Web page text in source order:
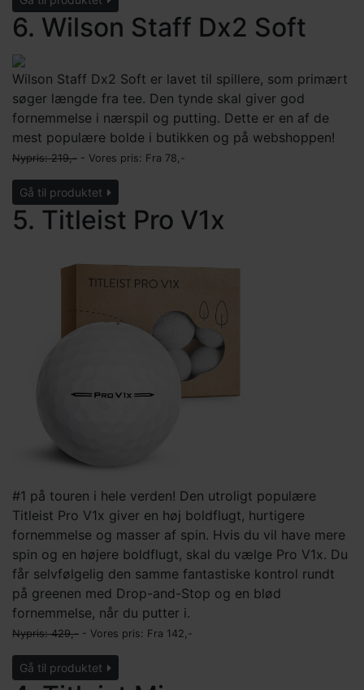
6. Wilson Staff Dx2 Soft
Wilson Staff Dx2 Soft er lavet til spillere, som primært
søger længde fra tee. Den tynde skal giver god
fornemmelse i nærspil og putting. Dette er en af de
mest populære bolde i butikken og på webshoppen!
Nypris: 219,- - Vores pris: Fra 78,-
Gå til produktet
5. Titleist Pro V1x
#1 på touren i hele verden! Den utroligt populære
Titleist Pro V1x giver en høj boldflugt, hurtigere
fornemmelse og masser af spin. Hvis du vil have mere
spin og en højere boldflugt, skal du vælge Pro V1x. Du
får selvfølgelig den samme fantastiske kontrol rundt
på greenen med Drop-and-Stop og en blød
fornemmelse, når du putter i.
Nypris: 429,- - Vores pris: Fra 142,-
Gå til produktet